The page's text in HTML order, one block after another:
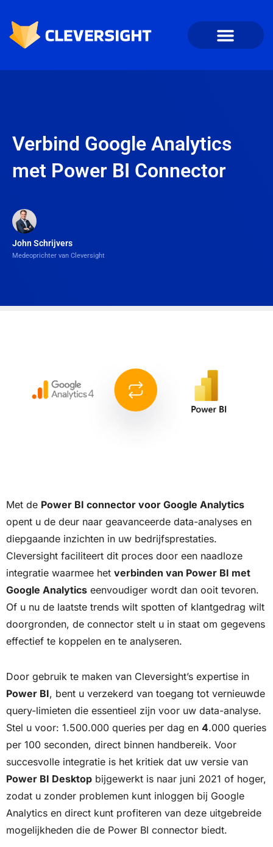
Verbind Google Analytics
met Power BI Connector
John Schrijvers
Medeoprichter van Cleversight
Met de Power BI connector voor Google Analytics
opent u de deur naar geavanceerde data-analyses en
diepgaande inzichten in uw bedrijfsprestaties.
Cleversight faciliteert dit proces door een naadloze
integratie waarmee het verbinden van Power BI met
Google Analytics eenvoudiger wordt dan ooit tevoren.
Of u nu de laatste trends wilt spotten of klantgedrag wilt
doorgronden, de connector stelt u in staat om gegevens
effectief te koppelen en te analyseren.
Door gebruik te maken van Cleversight’s expertise in
Power BI, bent u verzekerd van toegang tot vernieuwde
query-limieten die essentieel zijn voor uw data-analyse.
Stel u voor: 1.500.000 queries per dag en 4.000 queries
per 100 seconden, direct binnen handbereik. Voor
succesvolle integratie is het kritiek dat uw versie van
Power BI Desktop bijgewerkt is naar juni 2021 of hoger,
zodat u zonder problemen kunt inloggen bij Google
Analytics en direct kunt profiteren van deze uitgebreide
mogelijkheden die de Power BI connector biedt.